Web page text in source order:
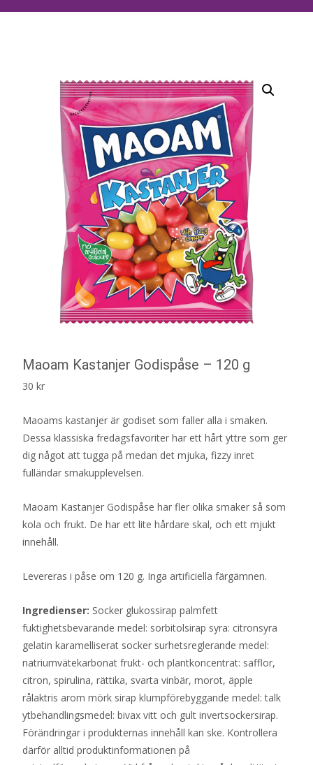
Maoam Kastanjer Godispåse – 120 g
30 kr
Maoams kastanjer är godiset som faller alla i smaken.
Dessa klassiska fredagsfavoriter har ett hårt yttre som ger
dig något att tugga på medan det mjuka, fizzy inret
fulländar smakupplevelsen.
Maoam Kastanjer Godispåse har fler olika smaker så som
kola och frukt. De har ett lite hårdare skal, och ett mjukt
innehåll.
Levereras i påse om 120 g. Inga artificiella färgämnen.
Ingredienser: Socker glukossirap palmfett
fuktighetsbevarande medel: sorbitolsirap syra: citronsyra
gelatin karamelliserat socker surhetsreglerande medel:
natriumvätekarbonat frukt- och plantkoncentrat: safflor,
citron, spirulina, rättika, svarta vinbär, morot, äpple
rålaktris arom mörk sirap klumpförebyggande medel: talk
ytbehandlingsmedel: bivax vitt och gult invertsockersirap.
Förändringar i produkternas innehåll kan ske. Kontrollera
därför alltid produktinformationen på